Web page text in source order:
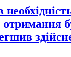
отримання